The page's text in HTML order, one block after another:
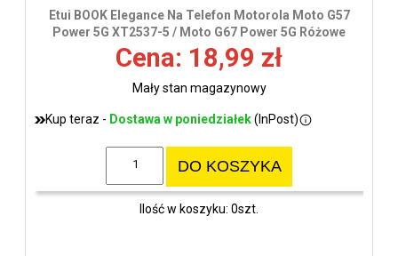
Etui BOOK Elegance Na Telefon Motorola Moto G57
Power 5G XT2537-5 / Moto G67 Power 5G Różowe
Cena: 18,99 zł
Mały stan magazynowy
Kup teraz - Dostawa w poniedziałek(InPost)
DO KOSZYKA
Ilość w koszyku: 0szt.